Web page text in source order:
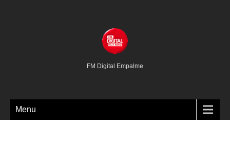
FM Digital Empalme
Menu